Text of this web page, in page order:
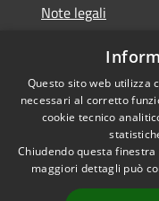
Note legali
Whisteblowing
RSS
Accessibilità
Questo sito web utilizza
necessari al corretto
cookie tecnico
Chiudendo questa
maggiori dettagli può